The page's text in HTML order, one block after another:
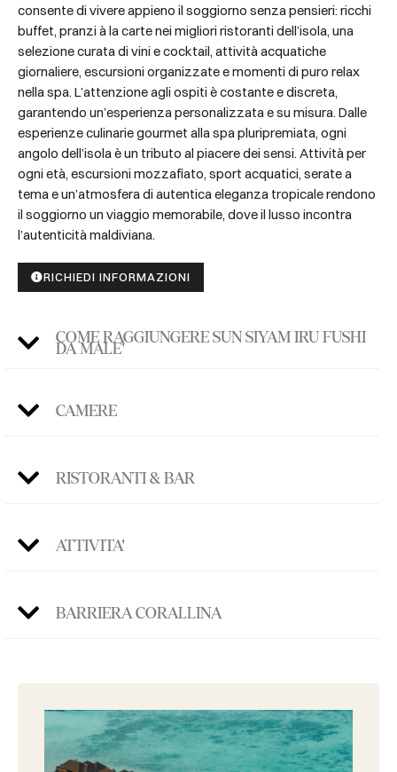
consente di vivere appieno il soggiorno senza pensieri: ricchi
buffet, pranzi à la carte nei migliori ristoranti dell’isola, una
selezione curata di vini e cocktail, attività acquatiche
giornaliere, escursioni organizzate e momenti di puro relax
nella spa. L’attenzione agli ospiti è costante e discreta,
garantendo un’esperienza personalizzata e su misura. Dalle
esperienze culinarie gourmet alla spa pluripremiata, ogni
angolo dell’isola è un tributo al piacere dei sensi. Attività per
ogni età, escursioni mozzafiato, sport acquatici, serate a
tema e un’atmosfera di autentica eleganza tropicale rendono
il soggiorno un viaggio memorabile, dove il lusso incontra
l’autenticità maldiviana.
RICHIEDI INFORMAZIONI
COME RAGGIUNGERE SUN SIYAM IRU FUSHI
DA MALE'
CAMERE
RISTORANTI & BAR
ATTIVITA'
BARRIERA CORALLINA